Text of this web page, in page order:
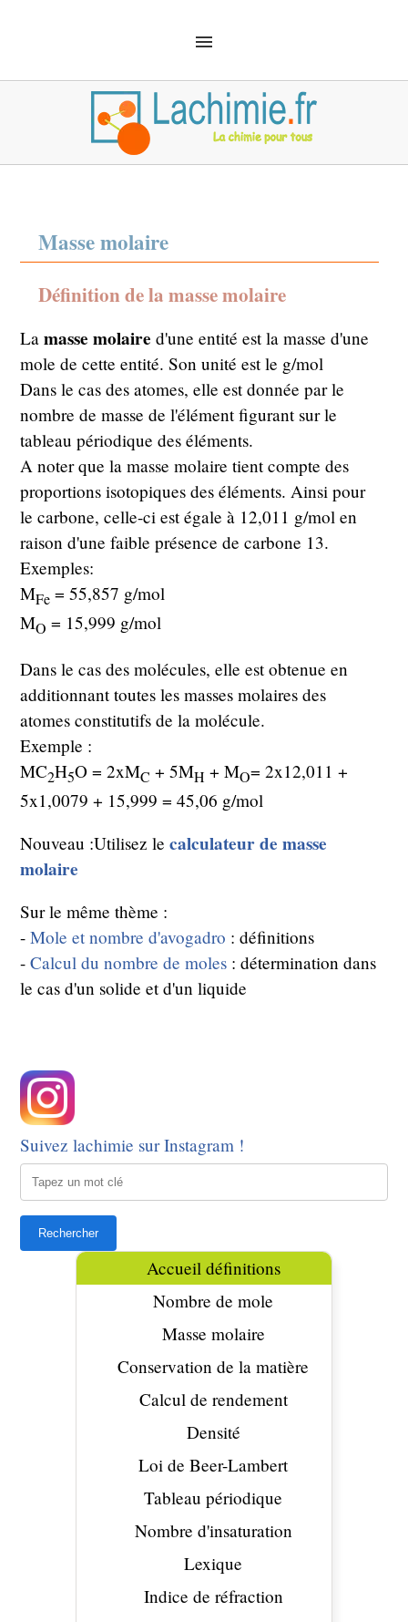
ACCUEIL
SOLUTIONS
CHIMIE ANALYTIQUE
CHIMIE ORGANIQUE
MÉCANIQUE QUANTIQUE
Masse molaire
Définition de la masse molaire
Lamasse molaire d'une entité est la masse d'une
mole de cette entité. Son unité est le g/mol
Dans le cas des atomes, elle est donnée par le
nombre de masse de l'élément figurant sur le
tableau périodique des éléments.
A noter que la masse molaire tient compte des
proportions isotopiques des éléments. Ainsi pour
le carbone, celle-ci est égale à 12,011 g/mol en
raison d'une faible présence de carbone 13.
Exemples:
MFe = 55,857 g/mol
MO = 15,999 g/mol
Dans le cas des molécules, elle est obtenue en
additionnant toutes les masses molaires des
atomes constitutifs de la molécule.
Exemple :
MC2H5O = 2xMC + 5MH + MO= 2x12,011 +
5x1,0079 + 15,999 = 45,06 g/mol
Nouveau :Utilisez lecalculateur de masse
molaire
Sur le même thème :
-Mole et nombre d'avogadro : définitions
-Calcul du nombre de moles : détermination dans
le cas d'un solide et d'un liquide
Suivez lachimie sur Instagram !
Accueil définitions
Nombre de mole
Masse molaire
Conservation de la matière
Calcul de rendement
Densité
Loi de Beer-Lambert
Tableau périodique
Nombre d'insaturation
Lexique
Indice de réfraction